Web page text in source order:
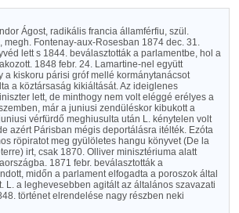
Ágost, radikális francia államférfiu, szül.
megh. Fontenay-aux-Rosesban 1874 dec. 31.
lett s 1844. beválasztották a parlamentbe, hol a
1848 febr. 24. Lamartine-nel együtt
a kiskoru párisi gróf mellé kormánytanácsot
a köztársaság kikiáltását. Az ideiglenes
lett, de minthogy nem volt eléggé erélyes a
már a juniusi zendüléskor kibukott a
vérfürdő meghiusulta után L. kénytelen volt
azért Párisban mégis deportálásra itélték. Ezóta
röpiratot meg gyülöletes hangu könyvet (De la
irt, csak 1870. Olliver minisztériuma alatt
1871 febr. beválasztották a
midőn a parlament elfogadta a poroszok által
L. a leghevesebben agitált az általános szavazati
történet elrendelése nagy részben neki